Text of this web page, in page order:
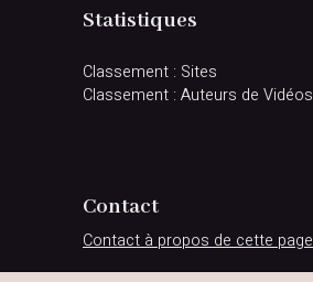
Statistiques
Classement : Sites
Classement : Auteurs de Vidéos
Contact
Contact à propos de cette page